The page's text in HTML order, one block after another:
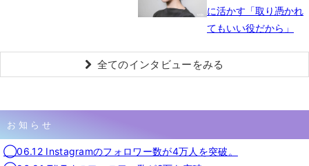
に活かす「取り憑かれ
てもいい役だから」
全てのインタビューをみる
お知らせ
◯06.12 Instagramのフォロワー数が4万人を突破。